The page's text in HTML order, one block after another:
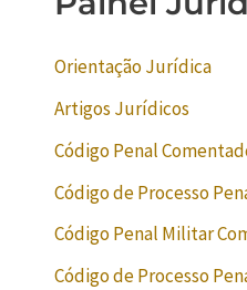
Orientação Jurídica
Artigos Jurídicos
Código Penal
Código de Processo
Código Penal Militar
Código de Processo